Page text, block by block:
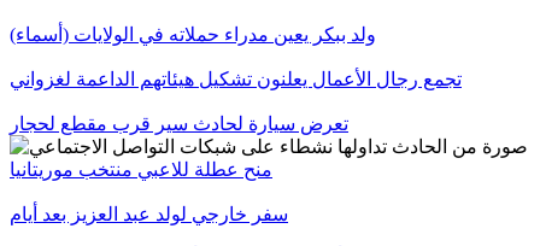
ولد ببكر يعين مدراء حملاته في الولايات (أسماء)
تجمع رجال الأعمال يعلنون تشكيل هيئاتهم الداعمة لغزواني
تعرض سيارة لحادث سير قرب مقطع لحجار
منح عطلة للاعبي منتخب موريتانيا
سفر خارجي لولد عبد العزيز بعد أيام